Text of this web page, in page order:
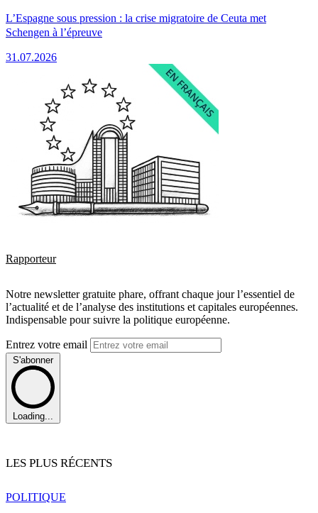
L’Espagne sous pression : la crise migratoire de Ceuta met
Schengen à l’épreuve
31.07.2026
Rapporteur
Notre newsletter gratuite phare, offrant chaque jour l’essentiel de
l’actualité et de l’analyse des institutions et capitales européennes.
Indispensable pour suivre la politique européenne.
Entrez votre email
S'abonner
Loading...
LES PLUS RÉCENTS
POLITIQUE